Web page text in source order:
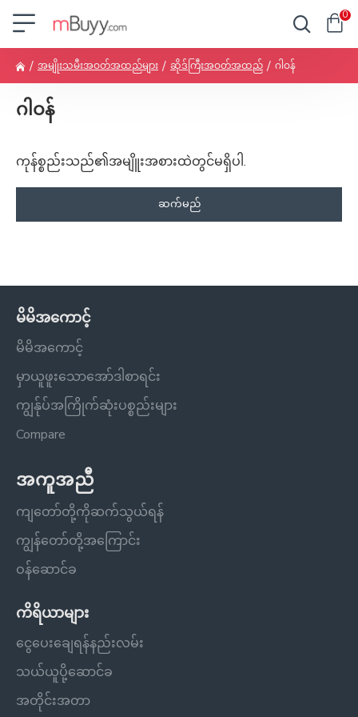
0
အမျိုးသမီးအဝတ်အထည်များ ဆိုဒ်ကြီးအဝတ်အထည် ဂါဝန်
ဂါဝန်
ကုန်စ္စည်းသည်၏အမျိူးအစားထဲတွင်မရှိပါ.
ဆက်မည်
မိမိအကောင့်
မိမိအကောင့်
မှာယူဖူးသောအော်ဒါစာရင်း
ကျွန်ုပ်အကြိုက်ဆုံးပစ္စည်းများ
Compare
အကူအညီ
ကျတော်တို့ကိုဆက်သွယ်ရန်
ကျွန်တော်တို့အကြောင်း
ဝန်ဆောင်ခ
ကိရိယာများ
ငွေပေးချေရန်နည်းလမ်း
သယ်ယူပို့ဆောင်ခ
အတိုင်းအတာ